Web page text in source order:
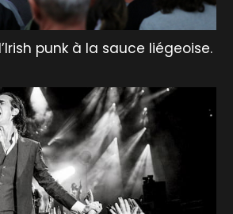
punk à la sauce liégeoise.